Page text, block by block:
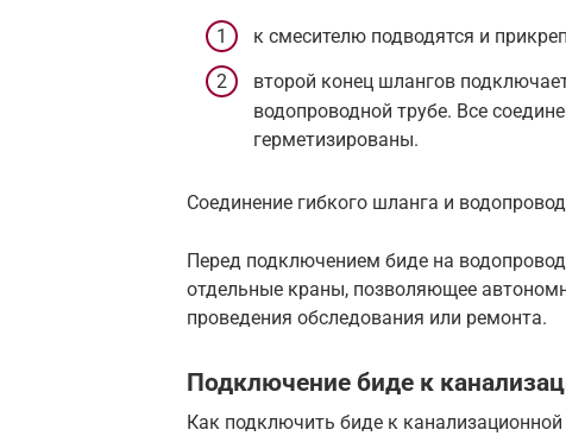
к смесителю подводятся и
второй конец шлангов
водопроводной трубе. Все
герметизированы.
Соединение гибкого шланга и
Перед подключением биде на
отдельные краны, позволяющее
проведения обследования или ремонта.
Подключение биде к
Как подключить биде к